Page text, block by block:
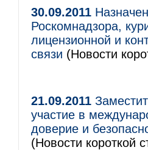
30.09.2011
Роскомнадзора,
лицензионной и
связи (Новости
21.09.2011
участие в
доверие и
(Новости короткой